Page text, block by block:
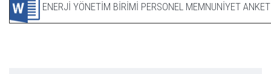
ENERJİ YÖNETİM BİRİMİ PERSONEL MEMNUNİYET